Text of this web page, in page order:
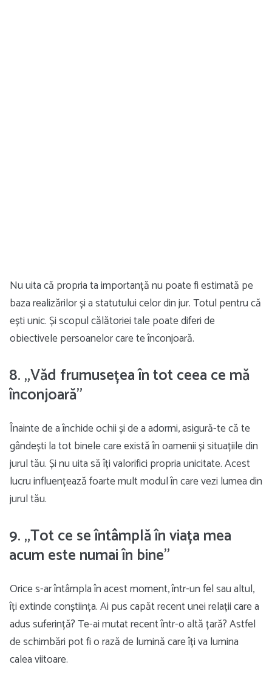
Nu uita că propria ta importanță nu poate fi estimată pe
baza realizărilor și a statutului celor din jur. Totul pentru că
ești unic. Și scopul călătoriei tale poate diferi de
obiectivele persoanelor care te înconjoară.
8. „Văd frumusețea în tot ceea ce mă
înconjoară”
Înainte de a închide ochii și de a adormi, asigură-te că te
gândești la tot binele care există în oamenii și situațiile din
jurul tău. Și nu uita să îți valorifici propria unicitate. Acest
lucru influențează foarte mult modul în care vezi lumea din
jurul tău.
9. „Tot ce se întâmplă în viața mea
acum este numai în bine”
Orice s-ar întâmpla în acest moment, într-un fel sau altul,
îți extinde conștiința. Ai pus capăt recent unei relații care a
adus suferință? Te-ai mutat recent într-o altă țară? Astfel
de schimbări pot fi o rază de lumină care îți va lumina
calea viitoare.